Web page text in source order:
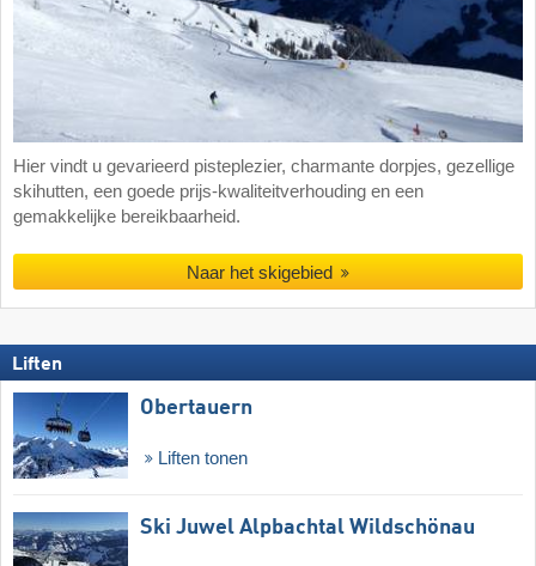
Hier vindt u gevarieerd pisteplezier, charmante dorpjes, gezellige
skihutten, een goede prijs-kwaliteitverhouding en een
gemakkelijke bereikbaarheid.
Naar het skigebied
Liften
Obertauern
Liften tonen
Ski Juwel Alpbachtal Wildschönau